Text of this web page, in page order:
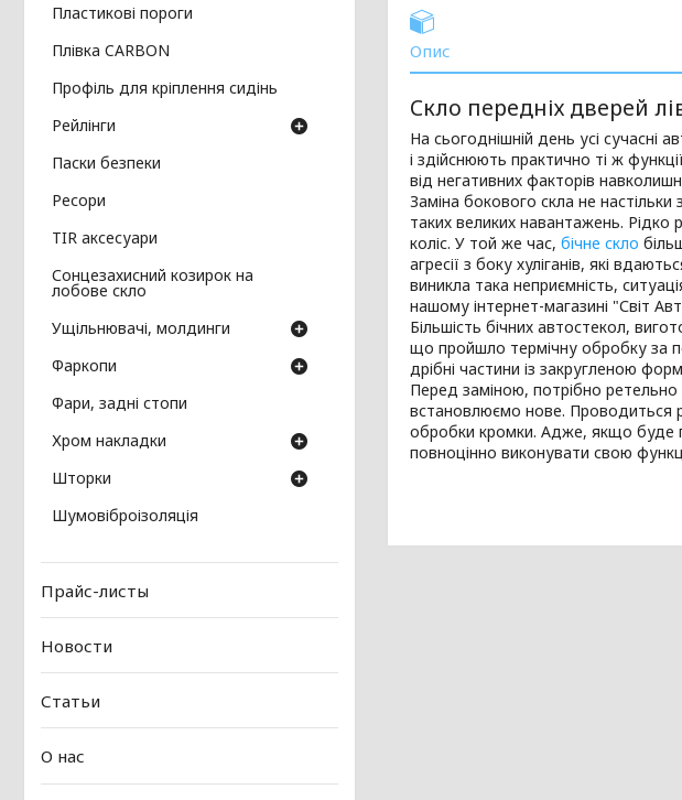
Опис
Скло передніх дверей
На сьогоднішній день усі сучасні
і здійснюють практично ті ж
від негативних факторів
Заміна бокового скла не
таких великих навантажень. Рідко
коліс. У той же час, бічне скло
агресії з боку хуліганів, які
виникла така неприємність,
нашому інтернет-магазині "Світ
Більшість бічних автостекол,
що пройшло термічну обробку за
дрібні частини із закругленою
Перед заміною, потрібно ретельно
встановлюємо нове. Проводиться
обробки кромки. Адже, якщо буде
повноцінно виконувати свою
Пластикові пороги
Плівка CARBON
Профіль для кріплення сидінь
Рейлінги
Паски безпеки
Ресори
TIR аксесуари
Сонцезахисний козирок на
лобове скло
Ущільнювачі, молдинги
Фаркопи
Фари, задні стопи
Хром накладки
Шторки
Шумовіброізоляція
Прайс-листы
Новости
Статьи
О нас